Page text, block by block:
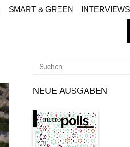
SMART & GREEN INTERVIEWS
NEUE AUSGABEN